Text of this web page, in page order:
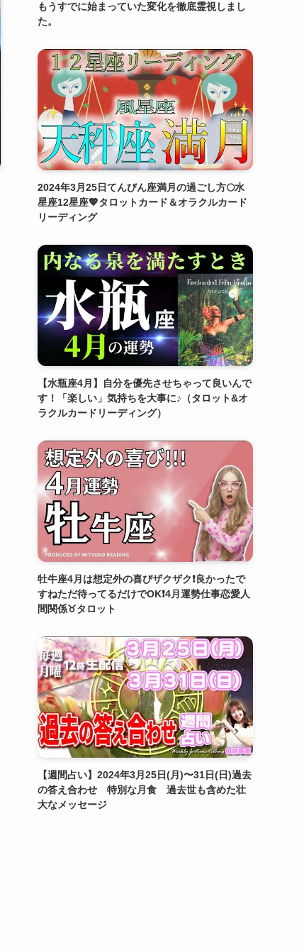
もうすでに始まっていた変化を徹底霊視しまし
た。
2024年3月25日てんびん座満月の過ごし方🌕水
星座12星座💖タロットカード＆オラクルカード
リーディング
【水瓶座4月】自分を優先させちゃって良いんで
す！「楽しい」気持ちを大事に♪（タロット&オ
ラクルカードリーディング）
牡牛座4月は想定外の喜びザクザク❗️良かったで
すねただ待ってるだけでOK❗️4月運勢仕事恋愛人
間関係♉️タロット
【週間占い】2024年3月25日(月)〜31日(日)過去
の答え合わせ 特別な月食 過去世も含めた壮
大なメッセージ